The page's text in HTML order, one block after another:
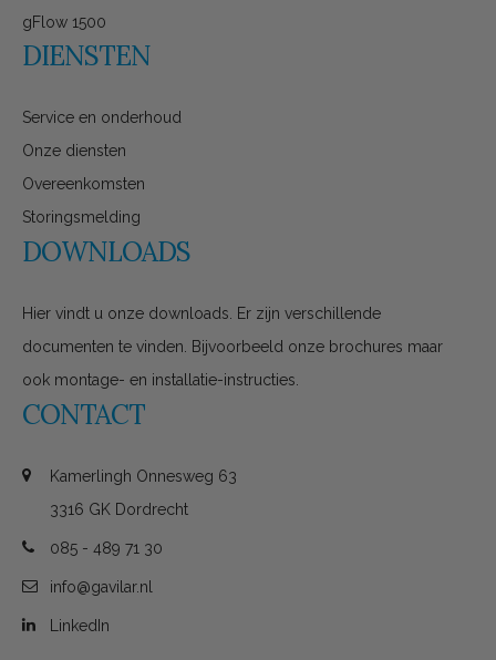
gFlow 1500
DIENSTEN
Service en onderhoud
Onze diensten
Overeenkomsten
Storingsmelding
DOWNLOADS
Hier vindt u onze downloads. Er zijn verschillende
documenten te vinden. Bijvoorbeeld onze brochures maar
ook montage- en installatie-instructies.
CONTACT
Kamerlingh Onnesweg 63
3316 GK Dordrecht
085 - 489 71 30
info@gavilar.nl
LinkedIn